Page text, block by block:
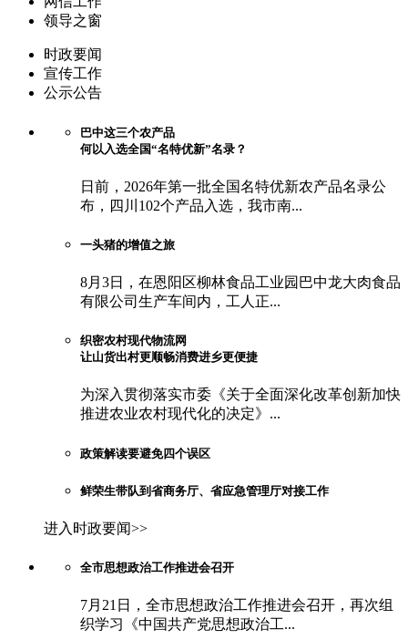
领导之窗
时政要闻
宣传工作
公示公告
巴中这三个农产品
何以入选全国“名特优新”名录？
日前，2026年第一批全国名特优新农产品名录公
布，四川102个产品入选，我市南...
一头猪的增值之旅
8月3日，在恩阳区柳林食品工业园巴中龙大肉食品
有限公司生产车间内，工人正...
织密农村现代物流网
让山货出村更顺畅消费进乡更便捷
为深入贯彻落实市委《关于全面深化改革创新加快
推进农业农村现代化的决定》...
政策解读要避免四个误区
鲜荣生带队到省商务厅、省应急管理厅对接工作
进入时政要闻>>
全市思想政治工作推进会召开
7月21日，全市思想政治工作推进会召开，再次组
织学习《中国共产党思想政治工...